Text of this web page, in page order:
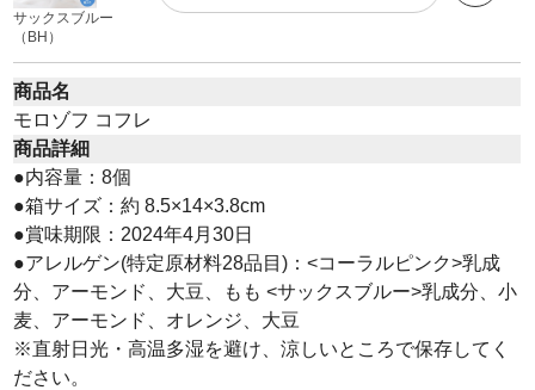
サックスブルー
（BH）
商品名
モロゾフ コフレ
商品詳細
●内容量：8個
●箱サイズ：約 8.5×14×3.8cm
●賞味期限：2024年4月30日
●アレルゲン(特定原材料28品目)：<コーラルピンク>乳成
分、アーモンド、大豆、もも <サックスブルー>乳成分、小
麦、アーモンド、オレンジ、大豆
※直射日光・高温多湿を避け、涼しいところで保存してく
ださい。